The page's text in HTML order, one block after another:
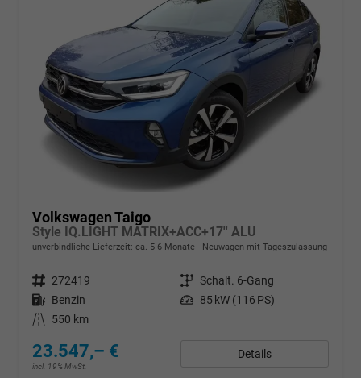
Volkswagen Taigo
Style IQ.LIGHT MATRIX+ACC+17'' ALU
unverbindliche Lieferzeit: ca. 5-6 Monate Neuwagen mit Tageszulassung
Fahrzeugnr. 272419 Getriebe Schalt. 6-Gang
Kraftstoff Benzin Leistung 85 kW (116 PS)
Kilometerstand
550 km
23.547,– €
incl. 19% MwSt.
Details